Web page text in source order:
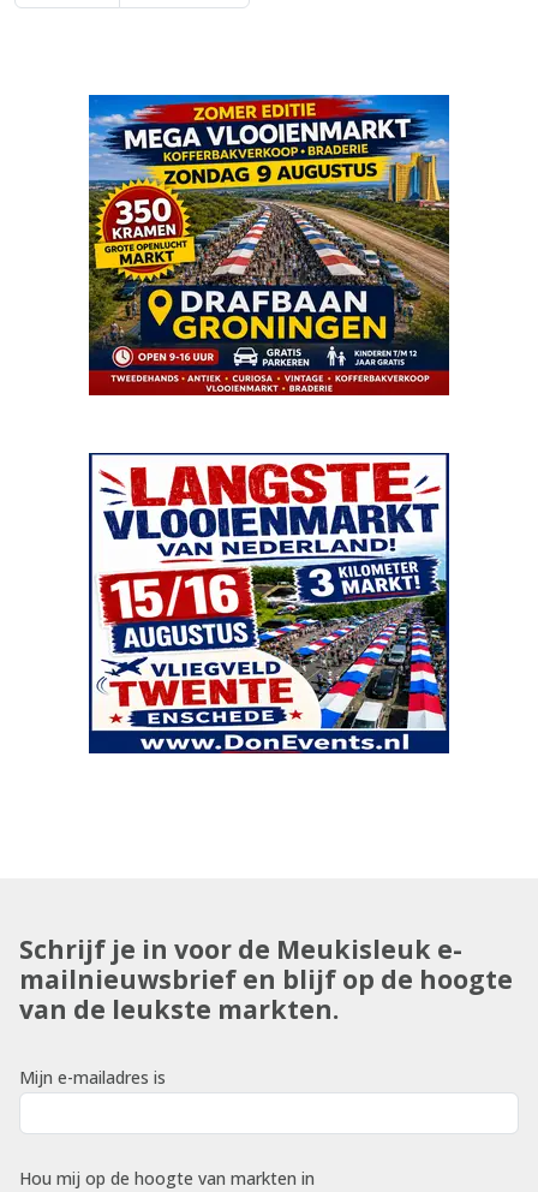
Schrijf je in voor de Meukisleuk e-
mailnieuwsbrief en blijf op de hoogte
van de leukste markten.
Mijn e-mailadres is
Hou mij op de hoogte van markten in